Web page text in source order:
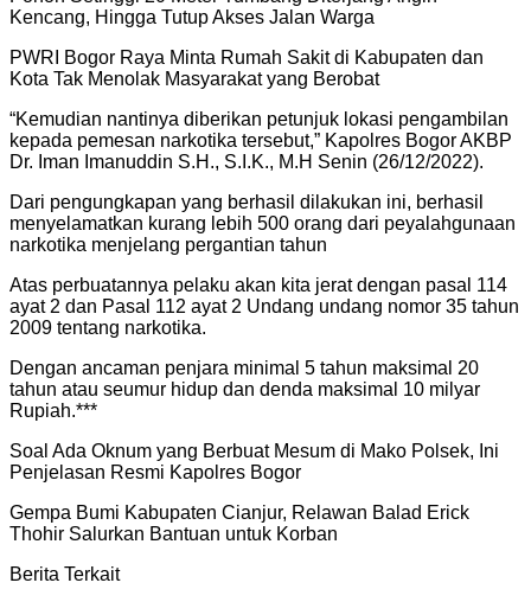
Kencang, Hingga Tutup Akses Jalan Warga
PWRI Bogor Raya Minta Rumah Sakit di Kabupaten dan
Kota Tak Menolak Masyarakat yang Berobat
“Kemudian nantinya diberikan petunjuk lokasi pengambilan
kepada pemesan narkotika tersebut,” Kapolres Bogor AKBP
Dr. Iman Imanuddin S.H., S.I.K., M.H Senin (26/12/2022).
Dari pengungkapan yang berhasil dilakukan ini, berhasil
menyelamatkan kurang lebih 500 orang dari peyalahgunaan
narkotika menjelang pergantian tahun
Atas perbuatannya pelaku akan kita jerat dengan pasal 114
ayat 2 dan Pasal 112 ayat 2 Undang undang nomor 35 tahun
2009 tentang narkotika.
Dengan ancaman penjara minimal 5 tahun maksimal 20
tahun atau seumur hidup dan denda maksimal 10 milyar
Rupiah.***
Soal Ada Oknum yang Berbuat Mesum di Mako Polsek, Ini
Penjelasan Resmi Kapolres Bogor
Gempa Bumi Kabupaten Cianjur, Relawan Balad Erick
Thohir Salurkan Bantuan untuk Korban
Berita Terkait